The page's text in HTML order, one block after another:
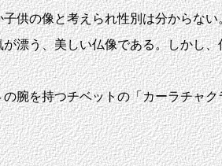
の像と考えられ性別は分からな
漂う、美しい仏像である。しかし
を持つチベットの「カーラチャ